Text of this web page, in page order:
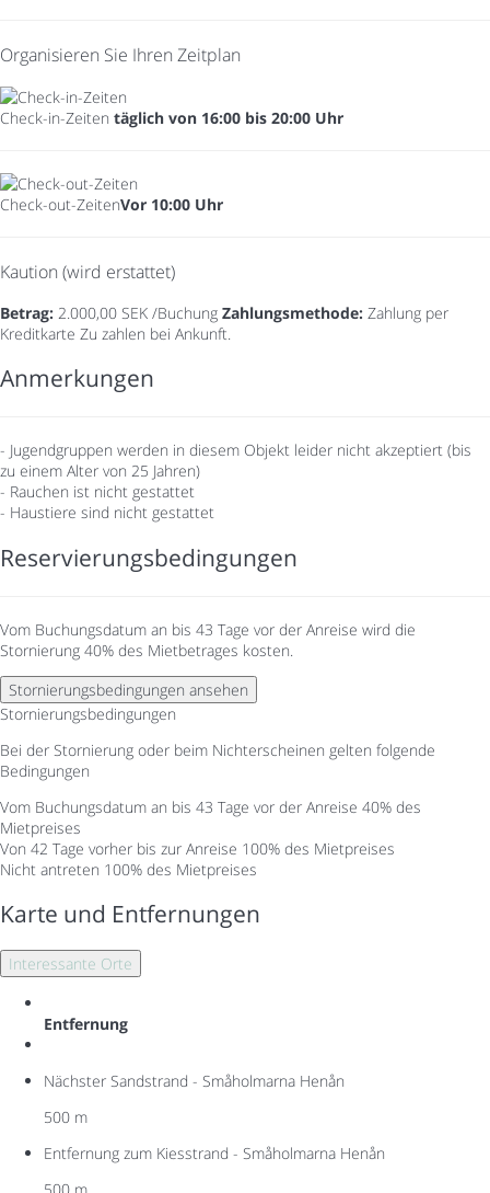
Organisieren Sie Ihren Zeitplan
Check-in-Zeiten täglich von 16:00 bis 20:00 Uhr
Check-out-ZeitenVor 10:00 Uhr
Kaution (wird erstattet)
Betrag: 2.000,00 SEK /Buchung Zahlungsmethode: Zahlung per
Kreditkarte Zu zahlen bei Ankunft.
Anmerkungen
- Jugendgruppen werden in diesem Objekt leider nicht akzeptiert (bis
zu einem Alter von 25 Jahren)
- Rauchen ist nicht gestattet
- Haustiere sind nicht gestattet
Reservierungsbedingungen
Vom Buchungsdatum an bis 43 Tage vor der Anreise wird die
Stornierung 40% des Mietbetrages kosten.
Stornierungsbedingungen ansehen
Stornierungsbedingungen
Bei der Stornierung oder beim Nichterscheinen gelten folgende
Bedingungen
Vom Buchungsdatum an bis 43 Tage vor der Anreise 40% des
Mietpreises
Von 42 Tage vorher bis zur Anreise 100% des Mietpreises
Nicht antreten 100% des Mietpreises
Karte und Entfernungen
Interessante Orte
Entfernung
Nächster Sandstrand - Småholmarna Henån
500 m
Entfernung zum Kiesstrand - Småholmarna Henån
500 m